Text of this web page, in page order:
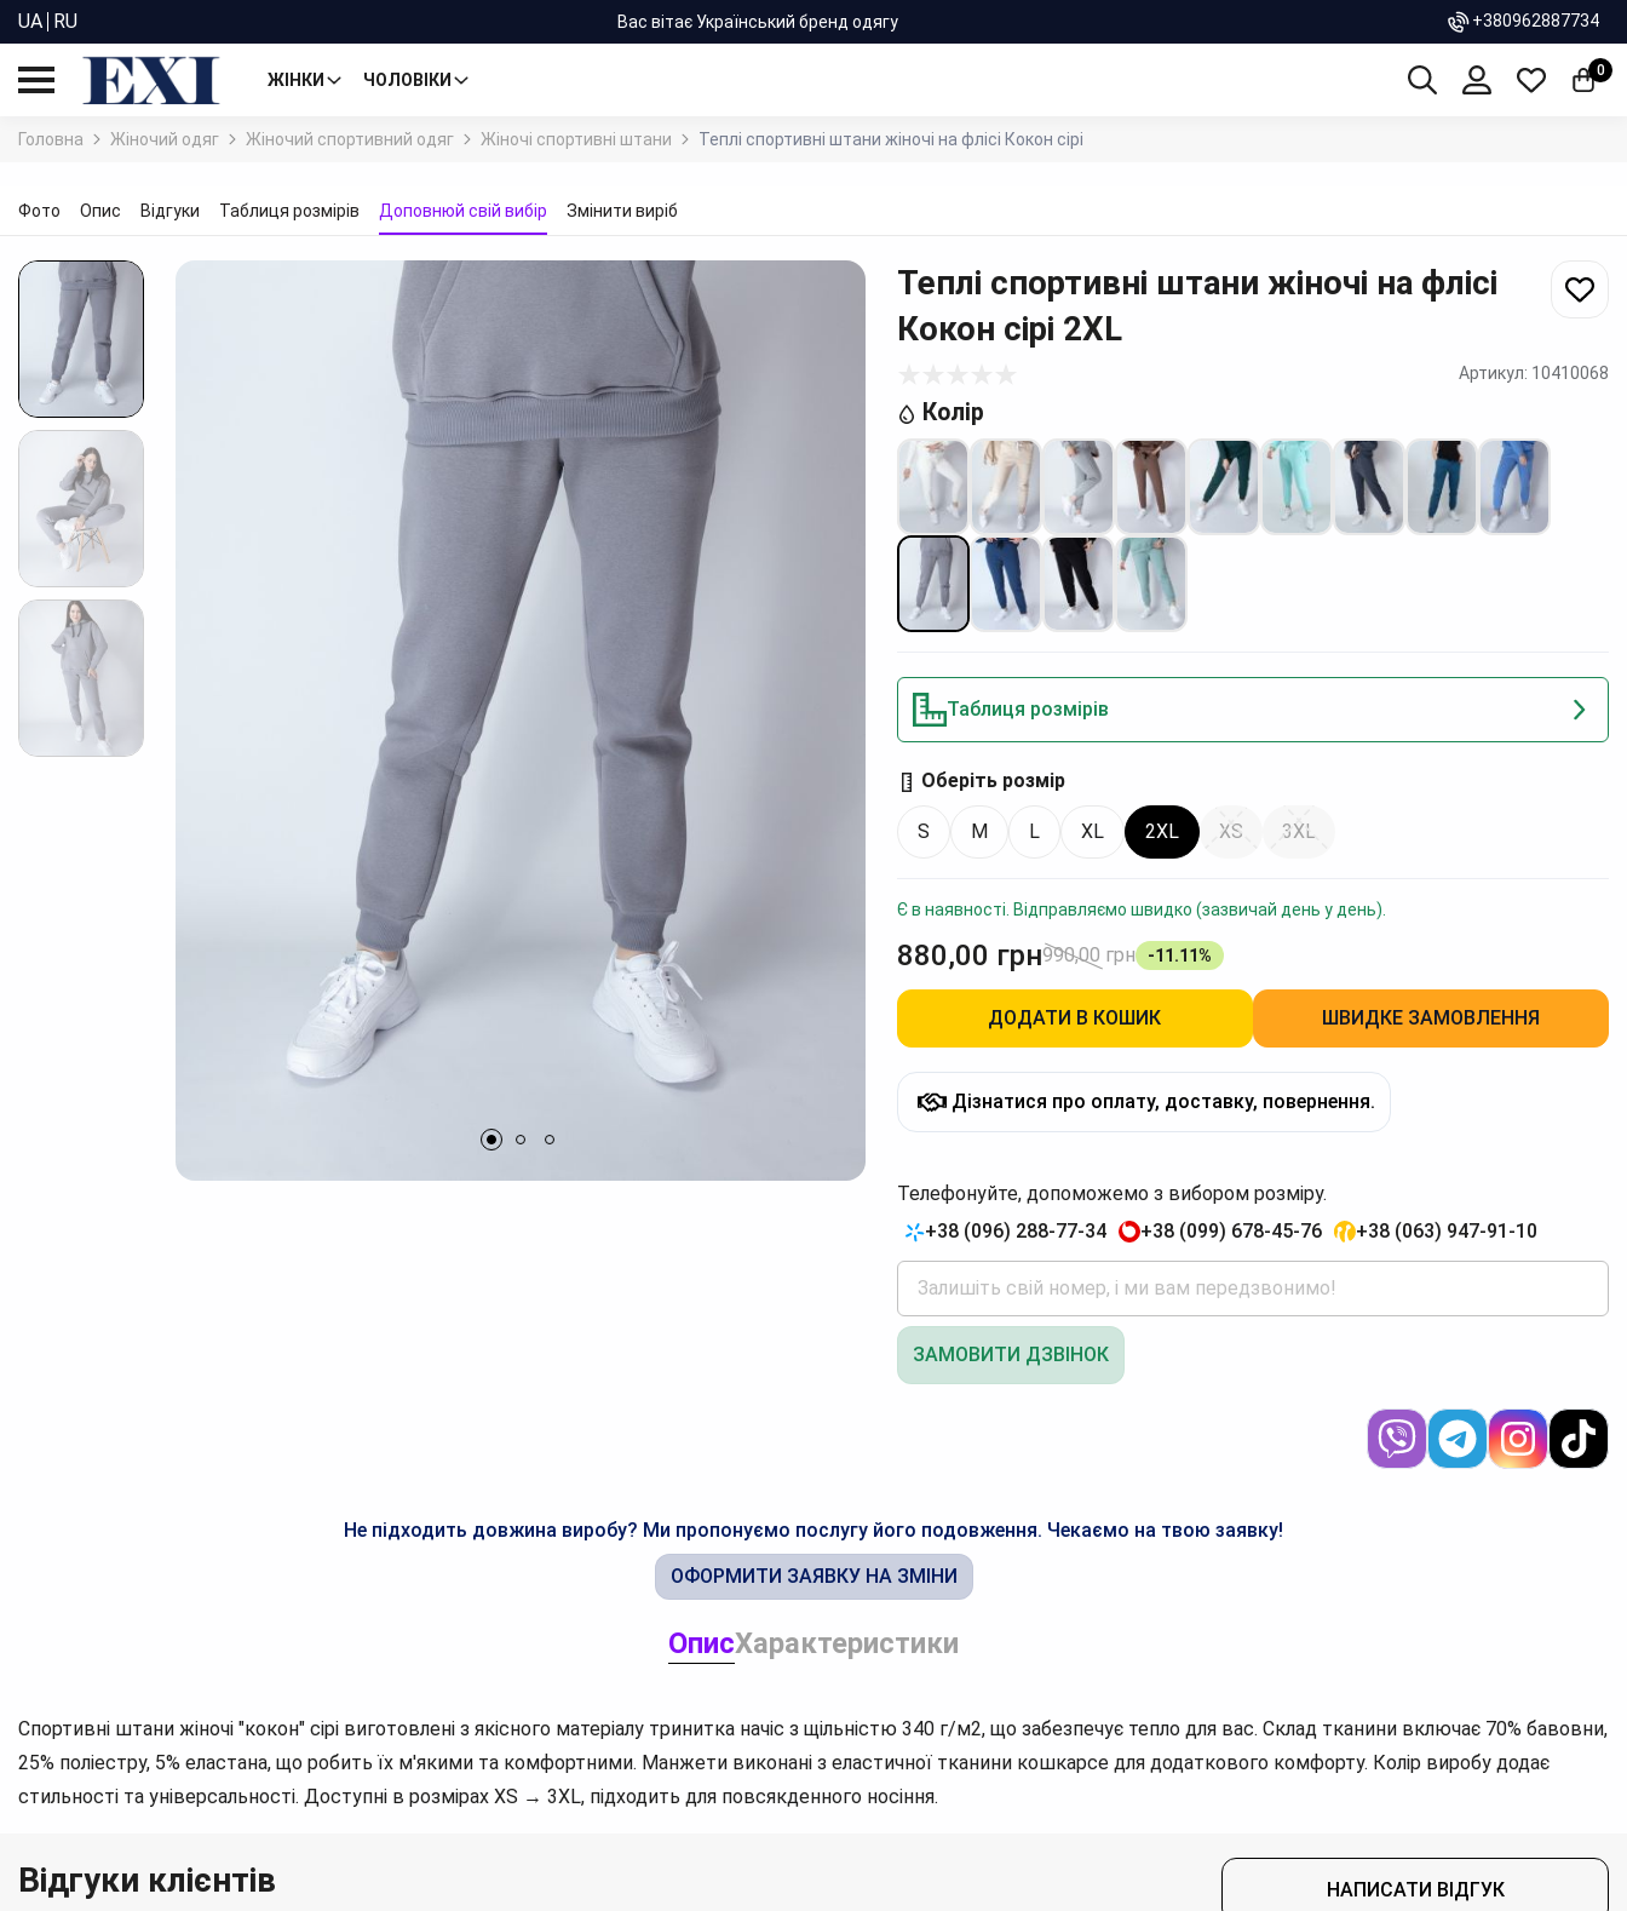
UA RU Вас вітає Український бренд одягу +380962887734
ЖІНКИ ЧОЛОВІКИ 0
Головна Жіночий одяг Жіночий спортивний одяг Жіночі спортивні штани Теплі спортивні штани жіночі на флісі Кокон сірі
Фото Опис Відгуки Таблиця розмірів Доповнюй свій вибір Змінити виріб
Теплі спортивні штани жіночі на флісі
Кокон сірі 2XL
Артикул: 10410068
Колір
Таблиця розмірів
Оберіть розмір
S M L XL 2XL XS 3XL
Є в наявності. Відправляємо швидко (зазвичай день у день).
880,00 грн990,00 грн -11.11%
ДОДАТИ В КОШИК ШВИДКЕ ЗАМОВЛЕННЯ
Дізнатися про оплату, доставку, повернення.
Телефонуйте, допоможемо з вибором розміру.
+38 (096) 288-77-34
+38 (099) 678-45-76 +38 (063) 947-91-10
ЗАМОВИТИ ДЗВІНОК
Не підходить довжина виробу? Ми пропонуємо послугу його подовження. Чекаємо на твою заявку!
ОФОРМИТИ ЗАЯВКУ НА ЗМІНИ
ОписХарактеристики
Спортивні штани жіночі "кокон" сірі виготовлені з якісного матеріалу тринитка начіс з щільністю 340 г/м2, що забезпечує тепло для вас. Склад тканини включає 70% бавовни,
25% поліестру, 5% еластана, що робить їх м'якими та комфортними. Манжети виконані з еластичної тканини кошкарсе для додаткового комфорту. Колір виробу додає
стильності та універсальності. Доступні в розмірах XS → 3XL, підходить для повсякденного носіння.
Відгуки клієнтів НАПИСАТИ ВІДГУК